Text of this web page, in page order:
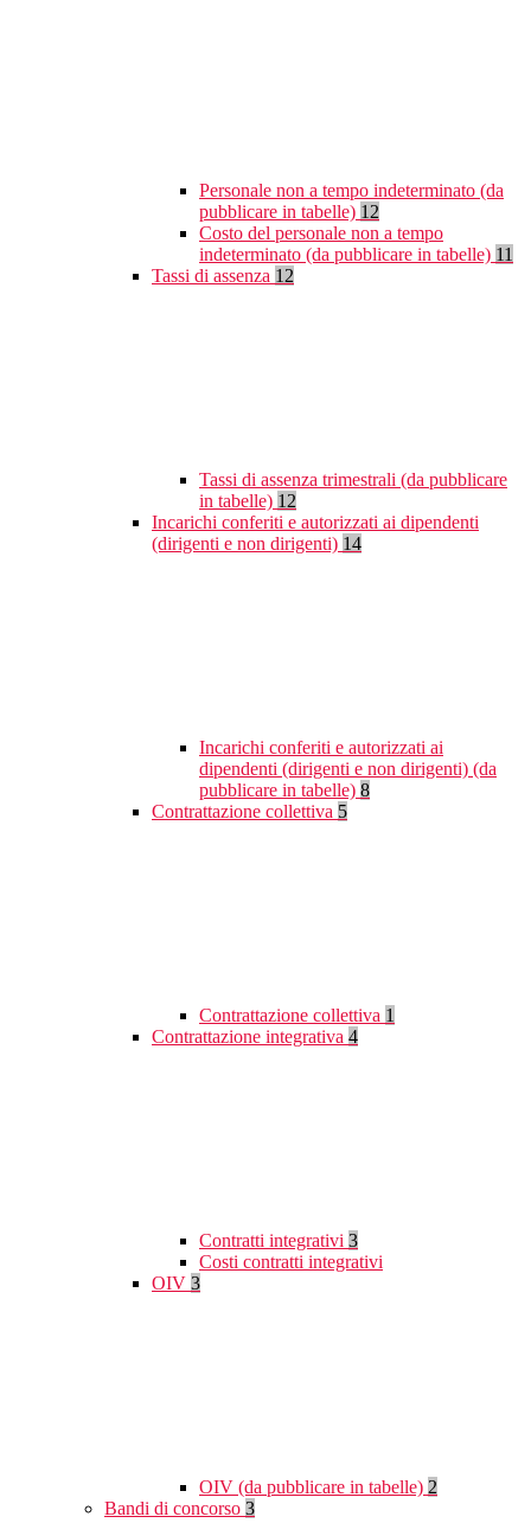
Personale non a tempo indeterminato (da
pubblicare in tabelle) 12
Costo del personale non a tempo
indeterminato (da pubblicare in tabelle) 11
Tassi di assenza 12
Tassi di assenza trimestrali (da pubblicare
in tabelle) 12
Incarichi conferiti e autorizzati ai dipendenti
(dirigenti e non dirigenti) 14
Incarichi conferiti e autorizzati ai
dipendenti (dirigenti e non dirigenti) (da
pubblicare in tabelle) 8
Contrattazione collettiva 5
Contrattazione collettiva 1
Contrattazione integrativa 4
Contratti integrativi 3
Costi contratti integrativi
OIV 3
OIV (da pubblicare in tabelle) 2
Bandi di concorso 3